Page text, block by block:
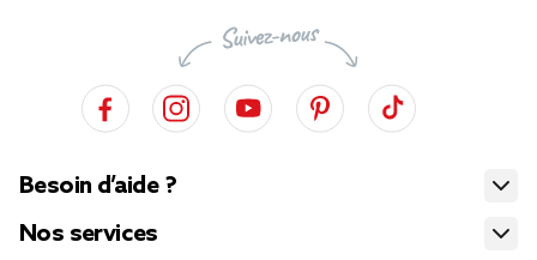
Besoin d’aide ?
Nos services